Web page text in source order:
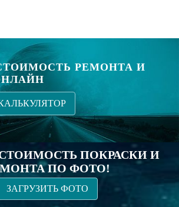
РЕМОНТА И
ПОКРАСКИ И
ПО ФОТО!
ЗАГРУЗИТЬ ФОТО